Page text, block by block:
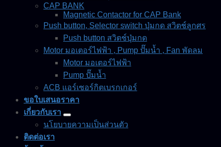
CAP BANK
Magnetic Contactor for CAP Bank
Push button, Selector switch ปุ่มกด สวิตช์ลูกศร
Push button สวิตช์ปุ่มกด
Motor มอเตอร์ไฟฟ้า , Pump ปั๊มน้ำ , Fan พัดลม
Motor มอเตอร์ไฟฟ้า
Pump ปั๊มน้ำ
ACB แอร์เซอร์กิตเบรกเกอร์
ขอใบเสนอราคา
เกี่ยวกับเรา
นโยบายความเป็นส่วนตัว
ติดต่อเรา